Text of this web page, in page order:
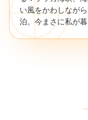
い風をかわしなが
泊。今まさに私が